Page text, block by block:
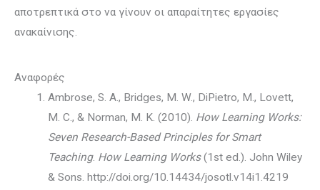
αποτρεπτικά στο να γίνουν οι απαραίτητες εργασίες
ανακαίνισης.
Αναφορές
Ambrose, S. A., Bridges, M. W., DiPietro, M., Lovett,
M. C., & Norman, M. K. (2010). How Learning Works:
Seven Research-Based Principles for Smart
Teaching. How Learning Works(1st ed.). John Wiley
& Sons. http://doi.org/10.14434/josotl.v14i1.4219